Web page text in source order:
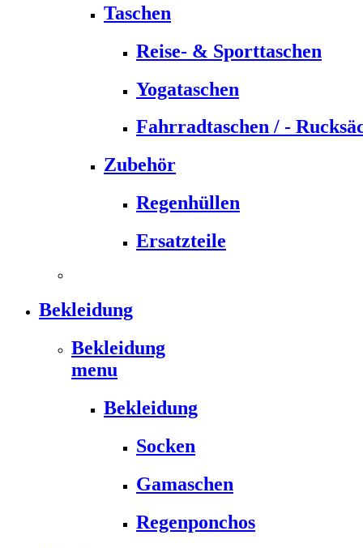
Taschen
Reise- & Sporttaschen
Yogataschen
Fahrradtaschen / -
Zubehör
Regenhüllen
Ersatzteile
Bekleidung
Bekleidung
menu
Bekleidung
Socken
Gamaschen
Regenponchos